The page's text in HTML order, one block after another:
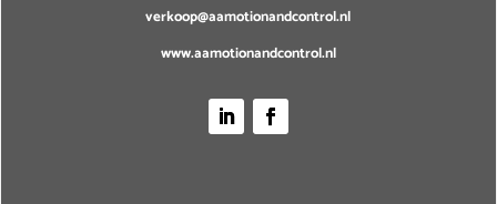
verkoop@aamotionandcontrol.nl
www.aamotionandcontrol.nl